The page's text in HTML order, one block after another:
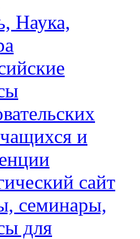
Наука,
и
сайт
семинары,
для